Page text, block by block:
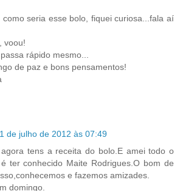
como seria esse bolo, fiquei curiosa...fala aí
voou!
rápido mesmo...
de paz e bons pensamentos!
1 de julho de 2012 às 07:49
tens a receita do bolo.E amei todo o
ter conhecido Maite Rodrigues.O bom de
e fazemos amizades.
domingo.